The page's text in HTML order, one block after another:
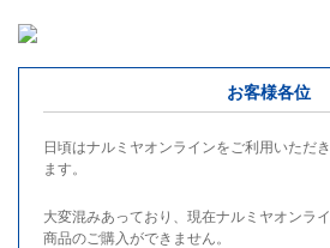
お客様各位
日頃はナルミヤオンラインをご利用いただ
ます。
大変混みあっており、現在ナルミヤオンラ
商品のご購入ができません。